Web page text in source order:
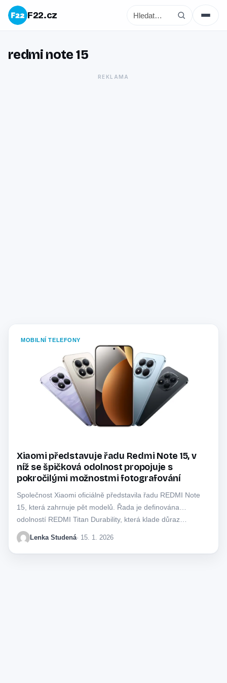
F22.cz
redmi note 15
MOBILNÍ TELEFONY
Xiaomi představuje řadu Redmi Note 15, v
níž se špičková odolnost propojuje s
pokročilými možnostmi fotografování
Společnost Xiaomi oficiálně představila řadu REDMI Note
15, která zahrnuje pět modelů. Řada je definována
odolností REDMI Titan Durability, která klade důraz…
Lenka Studená· 15. 1. 2026